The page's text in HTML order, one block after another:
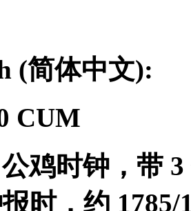
(简体中文):
CUM
公鸡时钟，带 3
时，约 1785/